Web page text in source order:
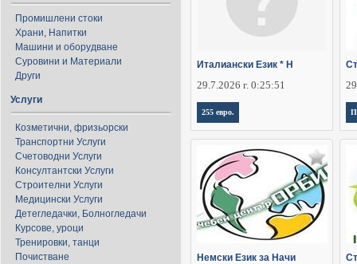
Промишлени стоки
Храни, Напитки
Машини и оборудване
Суровини и Материали
Други
Услуги
Козметични, фризьорски
Транспортни Услуги
Счетоводни Услуги
Консултантски Услуги
Строителни Услуги
Медицински Услуги
Детегледачки, Болногледачи
Курсове, уроци
Тренировки, танци
Почистване
Италиански Език * Н
29.7.2026 г. 0:25:51
255 евро.
Немски Език за Начи